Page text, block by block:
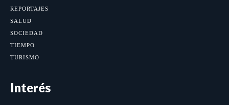
REPORTAJES
SALUD
SOCIEDAD
TIEMPO
TURISMO
Interés